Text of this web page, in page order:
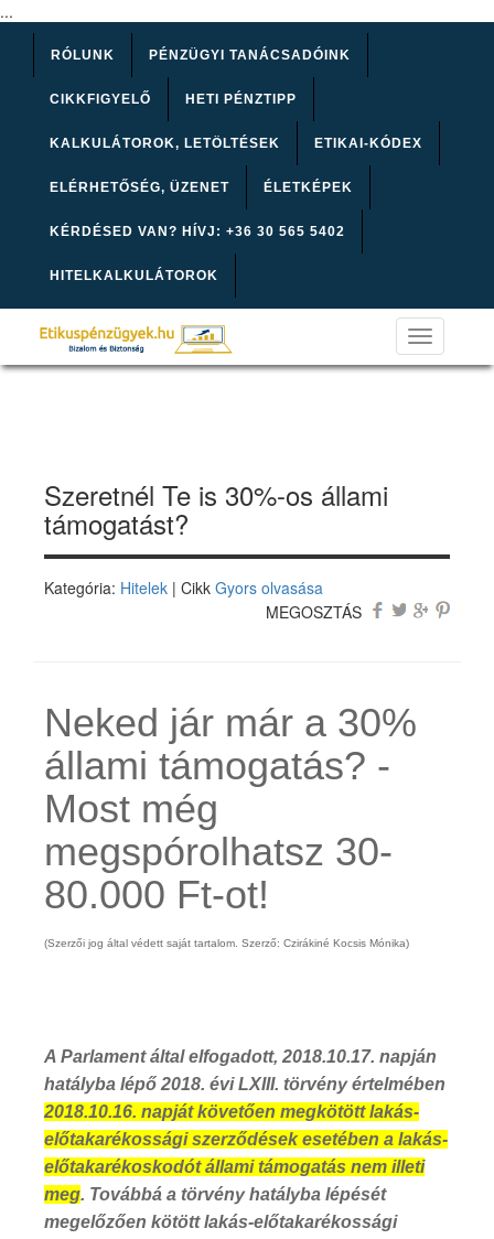
...
RÓLUNK PÉNZÜGYI TANÁCSADÓINK
CIKKFIGYELŐ HETI PÉNZTIPP
KALKULÁTOROK, LETÖLTÉSEK ETIKAI-KÓDEX
ELÉRHETŐSÉG, ÜZENET ÉLETKÉPEK
KÉRDÉSED VAN? HÍVJ: +36 30 565 5402
HITELKALKULÁTOROK
Toggle
navigation
Szeretnél Te is 30%-os állami
támogatást?
Kategória: Hitelek | Cikk Gyors olvasása
MEGOSZTÁS
Neked jár már a 30%
állami támogatás? -
Most még
megspórolhatsz 30-
80.000 Ft-ot!
(Szerzői jog által védett saját tartalom. Szerző: Czirákiné Kocsis Mónika)
A Parlament által elfogadott, 2018.10.17. napján
hatályba lépő 2018. évi LXIII. törvény értelmében
2018.10.16. napját követően megkötött lakás-
előtakarékossági szerződések esetében a lakás-
előtakarékoskodót állami támogatás nem illeti
meg. Továbbá a törvény hatályba lépését
megelőzően kötött lakás-előtakarékossági